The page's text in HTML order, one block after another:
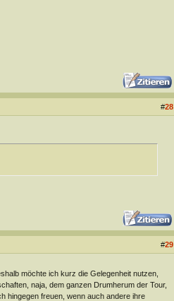
#28
#29
möchte ich kurz die Gelegenheit nutzen,
naja, dem ganzen Drumherum der Tour,
hingegen freuen, wenn auch andere ihre